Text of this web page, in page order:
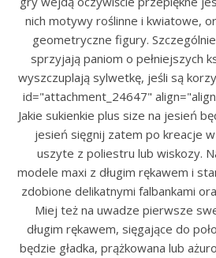
nich motywy roślinne i kwiatowe,
geometryczne figury.
sprzyjają paniom o pełniejszych
wyszczuplają sylwetkę, jeśli są
id="attachment_24647"
Jakie sukienkie plus size na jesień
jesień sięgnij zatem po kreacje
uszyte z poliestru lub wiskozy.
modele maxi z długim rękawem i
zdobione delikatnymi falbankami
Miej też na uwadze pierwsze
długim rękawem, sięgające do
będzie gładka, prążkowana lub